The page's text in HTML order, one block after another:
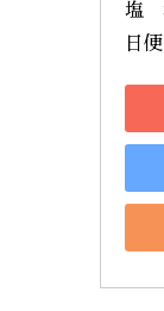
塩
日便